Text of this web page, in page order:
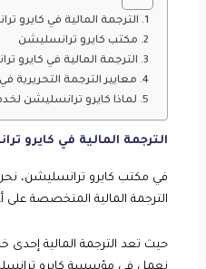
الترجمة المالية في كايرو
مكتب كايرو ترانسليشن
الترجمة المالية في كايرو
معايير الترجمة التحريرية
لماذا كايرو ترانسليشن
الترجمة المالية في كايرو
في مكتب كايرو ترانسليشن،
الترجمة المالية المتخصصة على
حيث تعد الترجمة المالية إحدى